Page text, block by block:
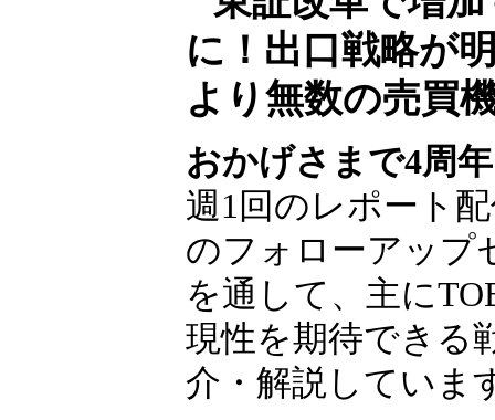
東証改革で増加
に！出口戦略が
より無数の売買
おかげさまで4周年
週1回のレポート
のフォローアップ
を通して、主に
現性を期待できる